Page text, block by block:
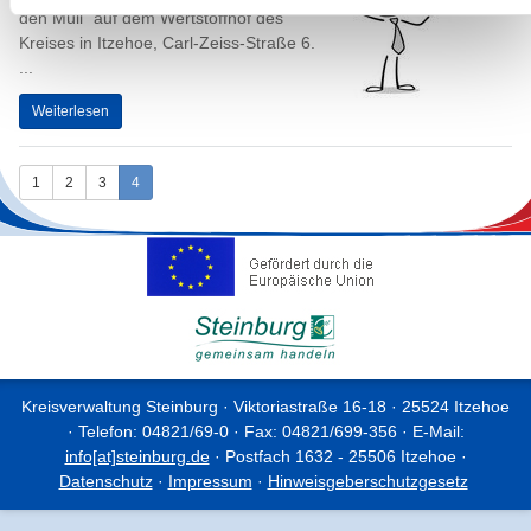
den Müll" auf dem Wertstoffhof des
Kreises in Itzehoe, Carl-Zeiss-Straße 6.
...
Weiterlesen
1 2 3 4
Kreisverwaltung Steinburg · Viktoriastraße 16-18 · 25524 Itzehoe
· Telefon: 04821/69-0 · Fax: 04821/699-356 · E-Mail:
info[at]steinburg.de· Postfach 1632 - 25506 Itzehoe ·
Datenschutz· Impressum · Hinweisgeberschutzgesetz